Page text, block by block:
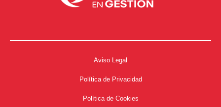
Aviso Legal
Política de Privacidad
Política de Cookies